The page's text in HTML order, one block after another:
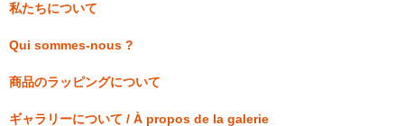
私たちについて
Qui sommes-nous ?
商品のラッピングについて
ギャラリーについて / À propos de la galerie